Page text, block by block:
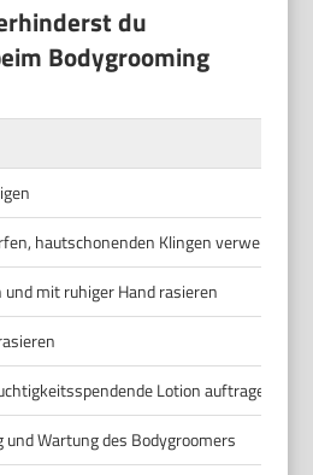
du
Bodygrooming
hautschonenden Klingen verwenden
mit ruhiger Hand rasieren
Lotion auftragen
und Wartung des Bodygroomers